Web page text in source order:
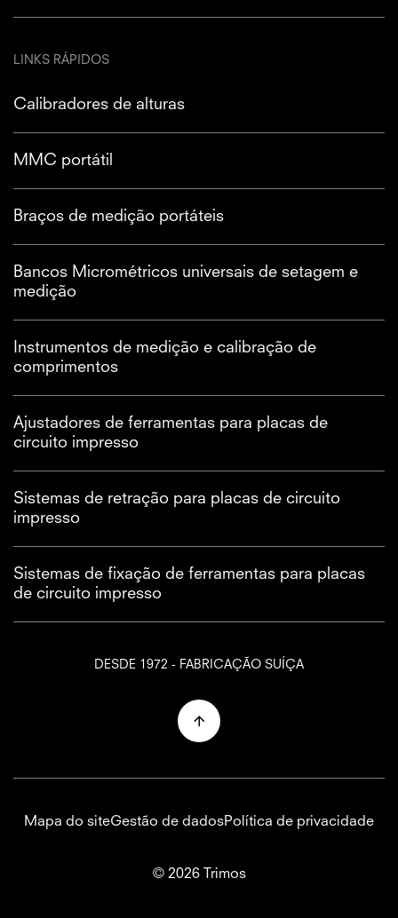
LINKS RÁPIDOS
Calibradores de alturas
MMC portátil
Braços de medição portáteis
Bancos Micrométricos universais de setagem e
medição
Instrumentos de medição e calibração de
comprimentos
Ajustadores de ferramentas para placas de
circuito impresso
Sistemas de retração para placas de circuito
impresso
Sistemas de fixação de ferramentas para placas
de circuito impresso
DESDE 1972 - FABRICAÇÃO SUÍÇA
Mapa do siteGestão de dadosPolítica de privacidade
© 2026 Trimos